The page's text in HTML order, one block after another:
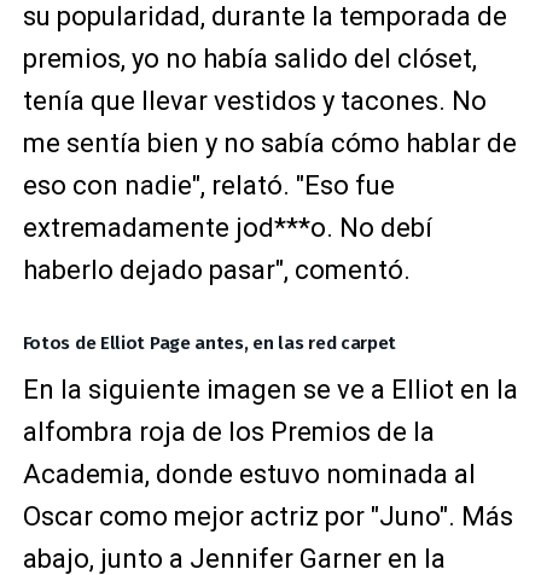
su popularidad, durante la temporada de
premios, yo no había salido del clóset,
tenía que llevar vestidos y tacones. No
me sentía bien y no sabía cómo hablar de
eso con nadie", relató. "Eso fue
extremadamente jod***o. No debí
haberlo dejado pasar", comentó.
Fotos de Elliot Page antes, en las red carpet
En la siguiente imagen se ve a Elliot en la
alfombra roja de los Premios de la
Academia, donde estuvo nominada al
Oscar como mejor actriz por "Juno". Más
abajo, junto a Jennifer Garner en la